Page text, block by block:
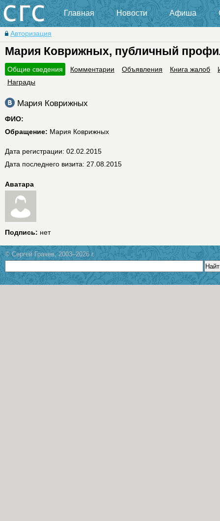
Главная Новости Афиша
Авторизация
Мария Коврижных, публичный
Общие сведения Комментарии Объявления Книга жалоб
Награды
Мария Коврижных
ФИО:
Обращение: Мария Коврижных
Дата регистрации: 02.02.2015
Дата последнего визита: 27.08.2015
Аватара
Подпись: нет
© Сергей Грачев, 2003–2026 г.